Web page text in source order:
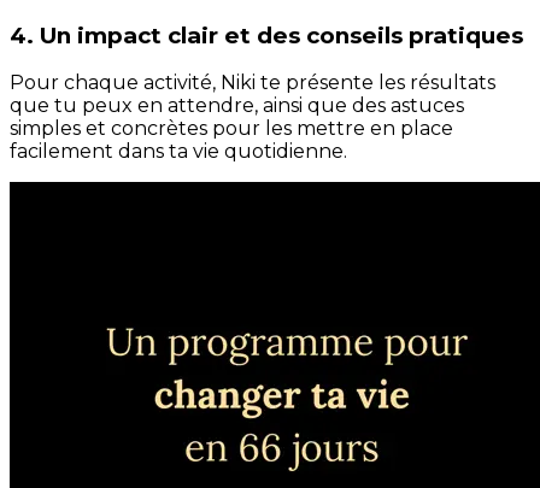
4. Un impact clair et des conseils pratiques
Pour chaque activité, Niki te présente les résultats
que tu peux en attendre, ainsi que des astuces
simples et concrètes pour les mettre en place
facilement dans ta vie quotidienne.